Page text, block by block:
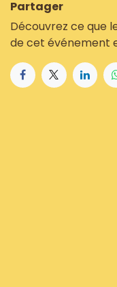
Partager
Découvrez ce que
de cet événement